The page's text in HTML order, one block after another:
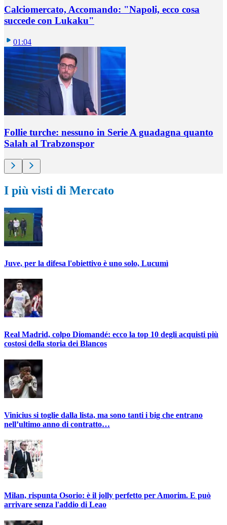
Calciomercato, Accomando: "Napoli, ecco cosa
succede con Lukaku"
01:04
Follie turche: nessuno in Serie A guadagna quanto
Salah al Trabzonspor
I più visti di Mercato
Juve, per la difesa l'obiettivo è uno solo, Lucumì
Real Madrid, colpo Diomandé: ecco la top 10 degli acquisti più
costosi della storia dei Blancos
Vinicius si toglie dalla lista, ma sono tanti i big che entrano
nell’ultimo anno di contratto…
Milan, rispunta Osorio: è il jolly perfetto per Amorim. E può
arrivare senza l'addio di Leao